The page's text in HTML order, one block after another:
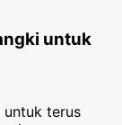
untuk
terus